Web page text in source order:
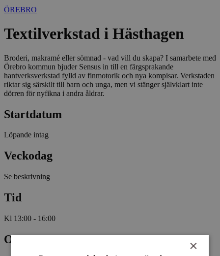
ÖREBRO
Textilverkstad i Hästhagen
Broderi, makramé eller sömnad - vad vill du skapa? I samarbete med
Örebro kommun bjuder Sensus in till en färgsprakande
hantverksverkstad fylld av finmotorik och nya kompisar. Verkstaden
riktar sig särskilt till barn och unga, men vi stänger självklart inte
dörren för nyfikna i andra åldrar.
Startdatum
Löpande intag
Veckodag
Se beskrivning
Tid
Kl 13:00 - 16:00
Omfattning ×